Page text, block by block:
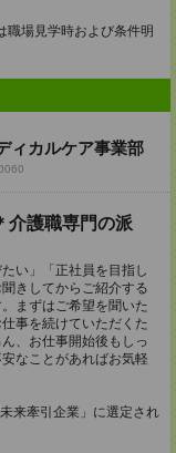
職場見学時および条件明
ィカルケア事業部
介護職専門の派
い」「正社員を目指し
きしてからご紹介する
まずはご希望を聞いた
事を続けていただくた
、お仕事開始後もしっ
なことがあればお気軽
来牽引企業」に選定され